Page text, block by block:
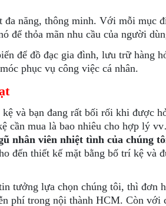
đa năng, thông minh. Với mỗi mục
để thỏa mãn nhu cầu của người
để đồ đạc gia đình, lưu trữ hàng
phục vụ công việc cá nhân.
kệ và bạn đang rất bối rối khi được
cần mua là bao nhiêu cho hợp lý
nhân viên nhiệt tình của chúng
đến thiết kế mặt bằng bố trí kệ và
tưởng lựa chọn chúng tôi, thì đơn
phí trong nội thành HCM. Còn với